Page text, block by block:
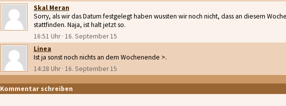
Skal Meran
Sorry, als wir das Datum festgelegt haben wussten wir noch nicht, dass an diesem
stattfinden. Naja, ist halt jetzt so.
16:51 Uhr · 16. September 15
Linea
Ist ja sonst noch nichts an dem Wochenende >.
14:28 Uhr · 16. September 15
Kommentar schreiben